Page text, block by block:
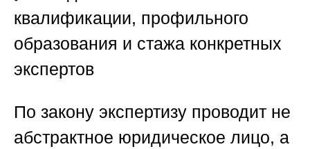
квалификации, профильного
образования и стажа конкретных
экспертов
По закону экспертизу проводит не
абстрактное юридическое лицо, а